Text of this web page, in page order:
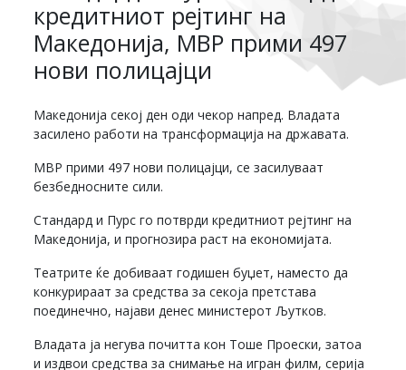
кредитниот рејтинг на
Македонија, МВР прими 497
нови полицајци
Македонија секој ден оди чекор напред. Владата
засилено работи на трансформација на државата.
МВР прими 497 нови полицајци, се засилуваат
безбедносните сили.
Стандард и Пурс го потврди кредитниот рејтинг на
Македонија, и прогнозира раст на економијата.
Театрите ќе добиваат годишен буџет, наместо да
конкурираат за средства за секоја претстава
поединечно, најави денес министерот Љутков.
Владата ја негува почитта кон Тоше Проески, затоа
и издвои средства за снимање на игран филм, серија